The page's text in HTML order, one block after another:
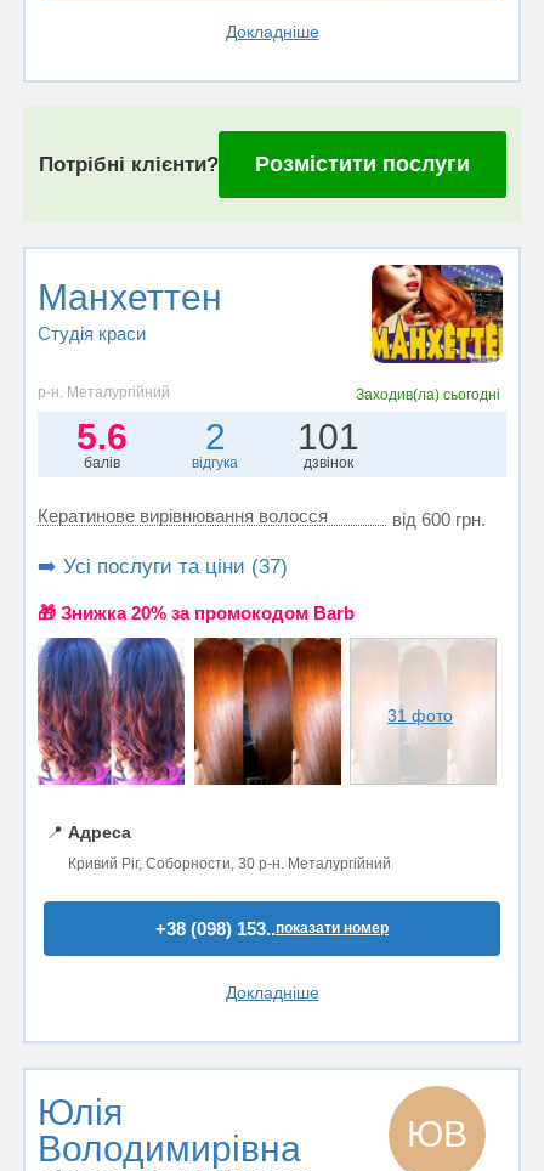
Докладніше
Потрібні клієнти? Розмістити послуги
Манхеттен
Студія краси
р-н. Металургійний Заходив(ла)сьогодні
5.6
балів
2
відгука
101
дзвінок
Кератинове вирівнювання волосся від 600 грн.
➡️ Усі послуги та ціни (37)
🎁 Знижка 20% за промокодом Barb
31 фото
📍 Адреса
Кривий Ріг, Соборности, 30 р-н. Металургійний
+38 (098) 153..показати номер
Докладніше
Юлія
Володимирівна
ЮВ